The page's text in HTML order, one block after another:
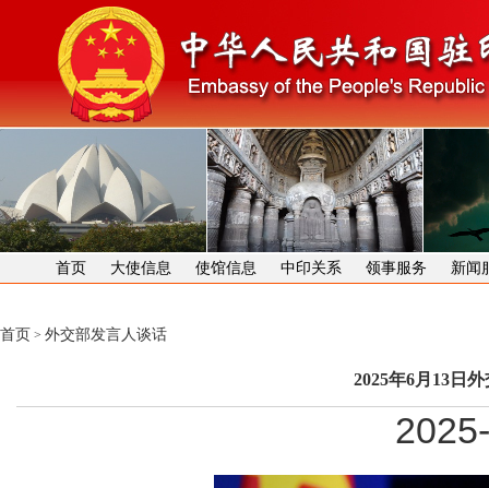
首页 大使信息 使馆信息 中印关系 领事服务 新闻
首页 > 外交部发言人谈话
2025年6月13日